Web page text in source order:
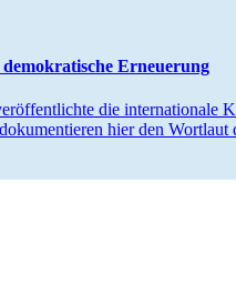
Erneuerung
die inter­na­tionale
hier den